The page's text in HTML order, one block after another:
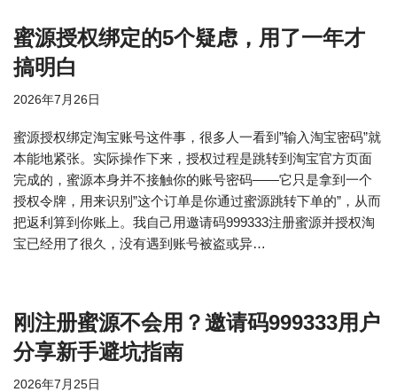
蜜源授权绑定的5个疑虑，用了一年才
搞明白
2026年7月26日
蜜源授权绑定淘宝账号这件事，很多人一看到”输入淘宝密码”就
本能地紧张。实际操作下来，授权过程是跳转到淘宝官方页面
完成的，蜜源本身并不接触你的账号密码——它只是拿到一个
授权令牌，用来识别”这个订单是你通过蜜源跳转下单的”，从而
把返利算到你账上。我自己用邀请码999333注册蜜源并授权淘
宝已经用了很久，没有遇到账号被盗或异…
刚注册蜜源不会用？邀请码999333用户
分享新手避坑指南
2026年7月25日